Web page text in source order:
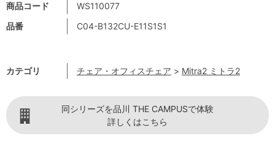
商品コード
WS110077
品番
C04-B132CU-E11S1S1
カテゴリ チェア・オフィスチェア > Mitra2 ミトラ2
同シリーズを品川 THE CAMPUSで体験
詳しくはこちら